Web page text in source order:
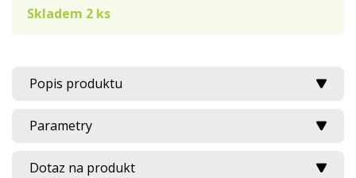
Skladem 2 ks
Popis produktu
Parametry
Dotaz na produkt